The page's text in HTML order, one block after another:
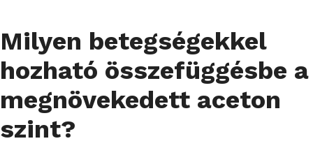
Milyen betegségekkel
hozható összefüggésbe a
megnövekedett aceton
szint?